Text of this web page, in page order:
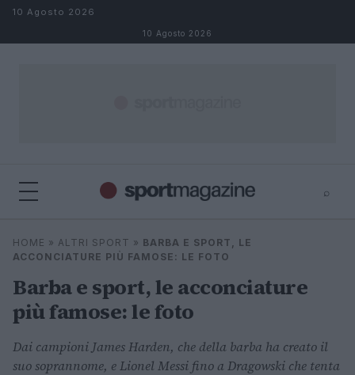
Salta al contenuto
10 Agosto 2026
10 Agosto 2026
⌕
Cerca
HOME » ALTRI SPORT » BARBA E SPORT, LE
ACCONCIATURE PIÙ FAMOSE: LE FOTO
Barba e sport, le acconciature
più famose: le foto
Dai campioni James Harden, che della barba ha creato il
suo soprannome, e Lionel Messi fino a Dragowski che tenta